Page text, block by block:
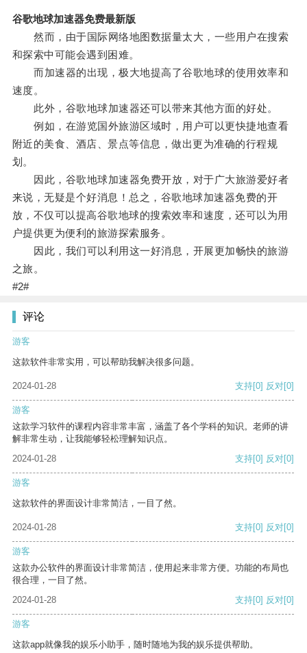
谷歌地球加速器免费最新版
然而，由于国际网络地图数据量太大，一些用户在搜索
和探索中可能会遇到困难。
而加速器的出现，极大地提高了谷歌地球的使用效率和
速度。
此外，谷歌地球加速器还可以带来其他方面的好处。
例如，在游览国外旅游区域时，用户可以更快捷地查看
附近的美食、酒店、景点等信息，做出更为准确的行程规
划。
因此，谷歌地球加速器免费开放，对于广大旅游爱好者
来说，无疑是个好消息！总之，谷歌地球加速器免费的开
放，不仅可以提高谷歌地球的搜索效率和速度，还可以为用
户提供更为便利的旅游探索服务。
因此，我们可以利用这一好消息，开展更加畅快的旅游
之旅。
#2#
评论
游客
这款软件非常实用，可以帮助我解决很多问题。
2024-01-28 支持[0] 反对[0]
游客
这款学习软件的课程内容非常丰富，涵盖了各个学科的知识。老师的讲
解非常生动，让我能够轻松理解知识点。
2024-01-28
支持[0] 反对[0]
游客
这款软件的界面设计非常简洁，一目了然。
2024-01-28 支持[0] 反对[0]
游客
这款办公软件的界面设计非常简洁，使用起来非常方便。功能的布局也
很合理，一目了然。
2024-01-28
支持[0] 反对[0]
游客
这款app就像我的娱乐小助手，随时随地为我的娱乐提供帮助。